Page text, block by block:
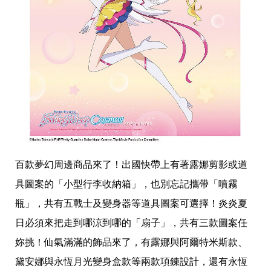
百款夢幻周邊商品來了！出國快帶上有著露娜剪影或道
具圖案的「小型行李收納箱」，也別忘記攜帶「噴霧
瓶」，共有五戰士及變身器等道具圖案可選擇！炎炎夏
日必須來把走到哪涼到哪的「扇子」，共有三款圖案任
妳挑！仙氣滿滿的飾品來了，有露娜與阿爾特米斯款、
黛安娜與永恆月光變身盒款等兩款項鍊設計，還有永恆